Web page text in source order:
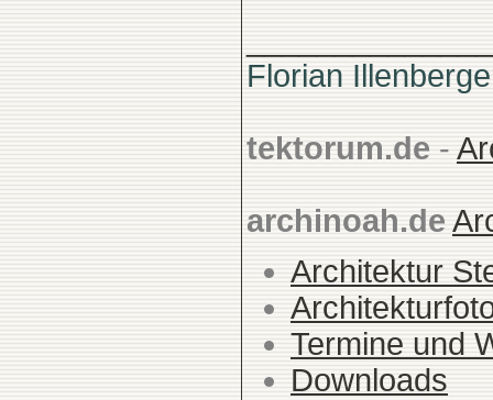
Florian
tektorum.de -
archinoah.de
Architektur
Termine und
Downloads